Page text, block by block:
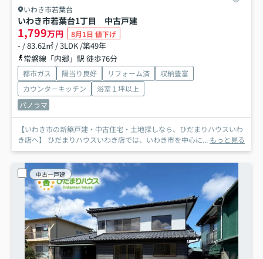
いわき市若葉台
いわき市若葉台1丁目 中古戸建
1,799万円 8月1日 値下げ
- / 83.62㎡ / 3LDK /築49年
常磐線「内郷」駅 徒歩76分
都市ガス 陽当り良好 リフォーム済
収納豊富
カウンターキッチン
浴室１坪以上
パノラマ
【いわき市の新築戸建・中古住宅・土地探しなら、ひだまりハウスいわ
き店へ】 ひだまりハウスいわき店では、いわき市を中心に... もっと見る
中古一戸建